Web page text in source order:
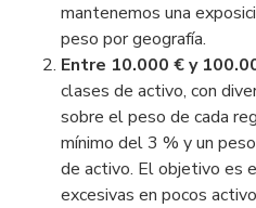
mantenemos una
peso por geografía.
Entre 10.000 € y
clases de activo, con
sobre el peso de cada
mínimo del 3 % y un
de activo. El objetivo es
excesivas en pocos